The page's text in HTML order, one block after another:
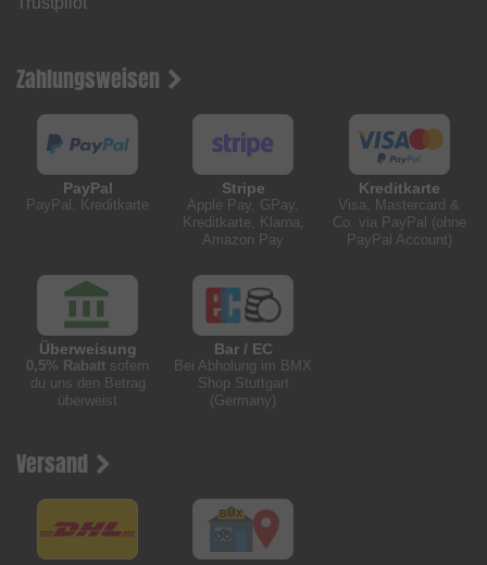
Zahlungsweisen
PayPal
PayPal, Kreditkarte
Stripe
Apple Pay, GPay,
Kreditkarte, Klarna,
Amazon Pay
Kreditkarte
Visa, Mastercard &
Co. via PayPal (ohne
PayPal Account)
Überweisung
0,5% Rabatt sofern
du uns den Betrag
überweist
Bar / EC
Bei Abholung im BMX
Shop Stuttgart
(Germany)
Versand